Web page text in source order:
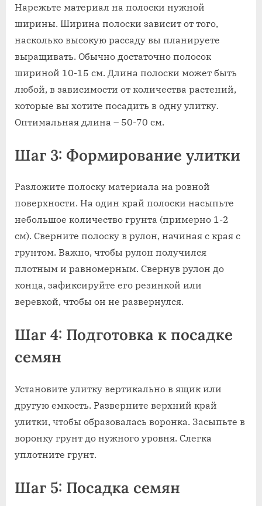
Нарежьте материал на полоски нужной
ширины. Ширина полоски зависит от того,
насколько высокую рассаду вы планируете
выращивать. Обычно достаточно полосок
шириной 10-15 см. Длина полоски может быть
любой, в зависимости от количества растений,
которые вы хотите посадить в одну улитку.
Оптимальная длина – 50-70 см.
Шаг 3: Формирование улитки
Разложите полоску материала на ровной
поверхности. На один край полоски насыпьте
небольшое количество грунта (примерно 1-2
см). Сверните полоску в рулон, начиная с края с
грунтом. Важно, чтобы рулон получился
плотным и равномерным. Свернув рулон до
конца, зафиксируйте его резинкой или
веревкой, чтобы он не развернулся.
Шаг 4: Подготовка к посадке
семян
Установите улитку вертикально в ящик или
другую емкость. Разверните верхний край
улитки, чтобы образовалась воронка. Засыпьте в
воронку грунт до нужного уровня. Слегка
уплотните грунт.
Шаг 5: Посадка семян